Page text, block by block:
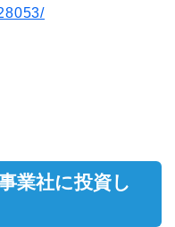
業社に投資し